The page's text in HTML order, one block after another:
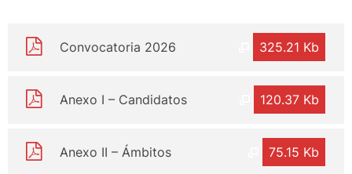
325.21 Kb
Convocatoria 2026
120.37 Kb
Anexo I – Candidatos
75.15 Kb
Anexo II – Ámbitos